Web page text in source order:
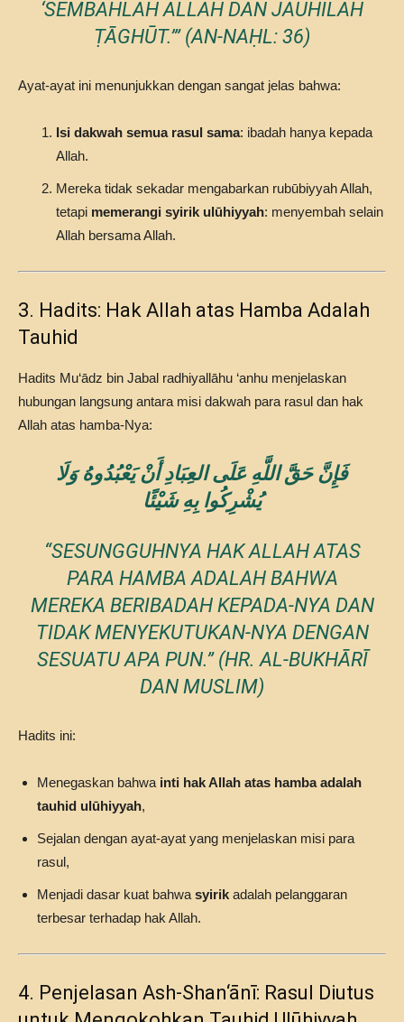
‘SEMBAHLAH ALLAH DAN JAUHILAH
ṬĀGHŪT.’” (AN-NAḤL: 36)
Ayat-ayat ini menunjukkan dengan sangat jelas bahwa:
Isi dakwah semua rasul sama: ibadah hanya kepada
Allah.
Mereka tidak sekadar mengabarkan rubūbiyyah Allah,
tetapi memerangi syirik ulūhiyyah: menyembah selain
Allah bersama Allah.
3. Hadits: Hak Allah atas Hamba Adalah
Tauhid
Hadits Mu‘ādz bin Jabal radhiyallāhu ‘anhu menjelaskan
hubungan langsung antara misi dakwah para rasul dan hak
Allah atas hamba-Nya:
فَإِنَّ حَقَّ اللَّهِ عَلَى العِبَادِ أَنْ يَعْبُدُوهُ وَلَا
يُشْرِكُوا بِهِ شَيْئًا
“SESUNGGUHNYA HAK ALLAH ATAS
PARA HAMBA ADALAH BAHWA
MEREKA BERIBADAH KEPADA-NYA DAN
TIDAK MENYEKUTUKAN-NYA DENGAN
SESUATU APA PUN.” (HR. AL-BUKHĀRĪ
DAN MUSLIM)
Hadits ini:
Menegaskan bahwa inti hak Allah atas hamba adalah
tauhid ulūhiyyah,
Sejalan dengan ayat-ayat yang menjelaskan misi para
rasul,
Menjadi dasar kuat bahwa syirik adalah pelanggaran
terbesar terhadap hak Allah.
4. Penjelasan Ash-Shan‘ānī: Rasul Diutus